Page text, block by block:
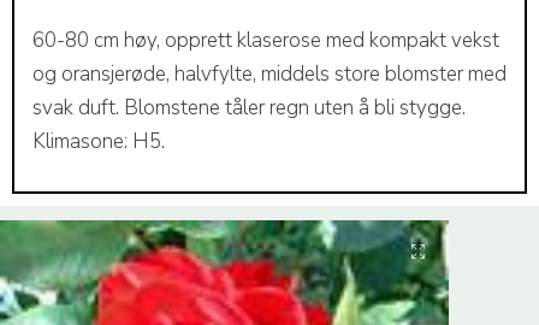
60-80 cm høy, opprett klaserose med kompakt vekst
og oransjerøde, halvfylte, middels store blomster med
svak duft. Blomstene tåler regn uten å bli stygge.
Klimasone: H5.